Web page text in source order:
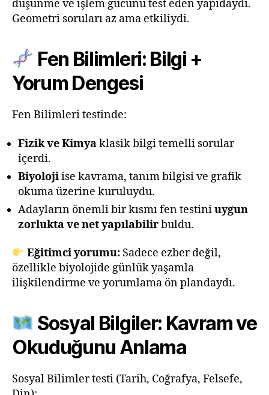
düşünme ve işlem gücünü test eden yapıdaydı.
Geometri soruları az ama etkiliydi.
Fen Bilimleri: Bilgi +
Yorum Dengesi
Fen Bilimleri testinde:
Fizik ve Kimyaklasik bilgi temelli sorular
içerdi.
Biyolojiise kavrama, tanım bilgisi ve grafik
okuma üzerine kuruluydu.
Adayların önemli bir kısmı fen testiniuygun
zorlukta ve net yapılabilirbuldu.
Eğitimci yorumu:Sadece ezber değil,
özellikle biyolojide günlük yaşamla
ilişkilendirme ve yorumlama ön plandaydı.
Sosyal Bilgiler: Kavram ve
Okuduğunu Anlama
Sosyal Bilimler testi (Tarih, Coğrafya, Felsefe,